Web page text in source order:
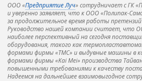
ООО «Предприятие Луч» сотрудничает с ГК
и уверенно заявляет, что к ООО «Полипак-
за продолжительное время работы претензий
Руководство нашей компании считает, что
наиболее перспективный на сегодня
оборудования, такого как
формами фирмы «ТМС» и выдувные машины в
формами фирмы «Kai Mei» производства
повышенными требованиями к качеству
Надеемся на дальнейшее взаимовыгодное